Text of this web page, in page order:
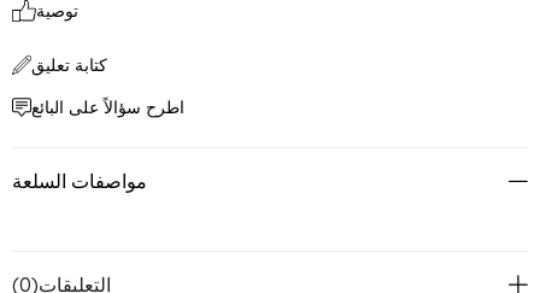
توصية
كتابة تعليق
اطرح سؤالاً على البائع
مواصفات السلعة
التعليقات(0)